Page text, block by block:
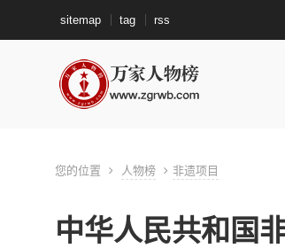
sitemap tag rss
您的位置 人物榜 非遗项目
中华人民共和国